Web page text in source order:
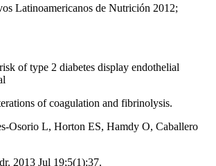
Latinoamericanos de Nutrición 2012;
of type 2 diabetes display endothelial
of coagulation and fibrinolysis.
Osorio L, Horton ES, Hamdy O, Caballero
2013 Jul 19;5(1):37.